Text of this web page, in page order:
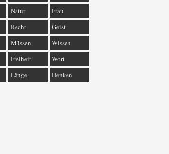
Natur
Frau
Recht
Geist
Müssen
Wissen
Freiheit
Wort
Länge Denken